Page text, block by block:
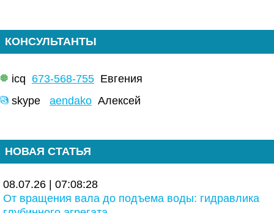
КОНСУЛЬТАНТЫ
icq 673-568-755 Евгения
skype aendako Алексей
НОВАЯ СТАТЬЯ
08.07.26 | 07:08:28
От вращения вала до подъема воды: гидравлика